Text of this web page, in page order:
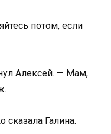
потом, если
Алексей. — Мам,
Галина.